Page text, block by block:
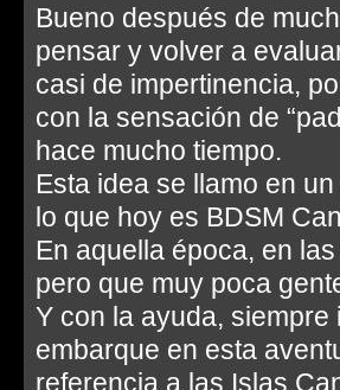
Bueno después de
pensar y volver a
casi de impertinencia,
con la sensación de
hace mucho tiempo.
Esta idea se llamo en
lo que hoy es BDSM
En aquella época, en
pero que muy poca
Y con la ayuda,
embarque en esta
referencia a las Islas